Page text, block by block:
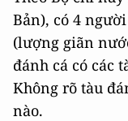
Bản), có 4
(lượng giãn
đánh cá có các
Không rõ tàu
nào.